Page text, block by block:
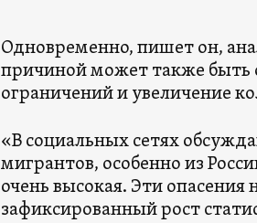
Одновременно, пишет он,
причиной может также быть
ограничений и увеличение
«В социальных сетях
мигрантов, особенно из
очень высокая. Эти
зафиксированный рост